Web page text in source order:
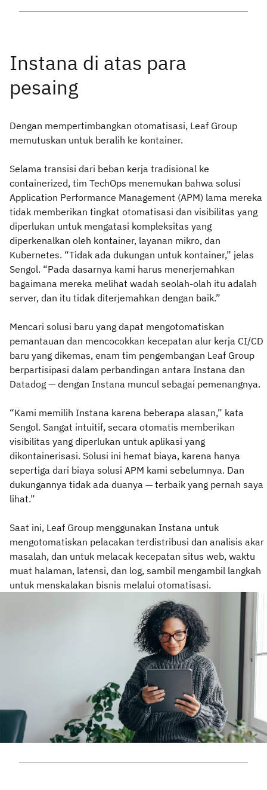
Dengan mempertimbangkan otomatisasi, Leaf Group
memutuskan untuk beralih ke kontainer.
Selama transisi dari beban kerja tradisional ke
containerized, tim TechOps menemukan bahwa solusi
Application Performance Management (APM) lama mereka
tidak memberikan tingkat otomatisasi dan visibilitas yang
diperlukan untuk mengatasi kompleksitas yang
diperkenalkan oleh kontainer, layanan mikro, dan
Kubernetes. “Tidak ada dukungan untuk kontainer,” jelas
Sengol. “Pada dasarnya kami harus menerjemahkan
bagaimana mereka melihat wadah seolah-olah itu adalah
server, dan itu tidak diterjemahkan dengan baik.”
Mencari solusi baru yang dapat mengotomatiskan
pemantauan dan mencocokkan kecepatan alur kerja CI/CD
baru yang dikemas, enam tim pengembangan Leaf Group
berpartisipasi dalam perbandingan antara Instana dan
Datadog — dengan Instana muncul sebagai pemenangnya.
“Kami memilih Instana karena beberapa alasan,” kata
Sengol. Sangat intuitif, secara otomatis memberikan
visibilitas yang diperlukan untuk aplikasi yang
dikontainerisasi. Solusi ini hemat biaya, karena hanya
sepertiga dari biaya solusi APM kami sebelumnya. Dan
dukungannya tidak ada duanya — terbaik yang pernah saya
lihat.”
Saat ini, Leaf Group menggunakan Instana untuk
mengotomatiskan pelacakan terdistribusi dan analisis akar
masalah, dan untuk melacak kecepatan situs web, waktu
muat halaman, latensi, dan log, sambil mengambil langkah
untuk menskalakan bisnis melalui otomatisasi.